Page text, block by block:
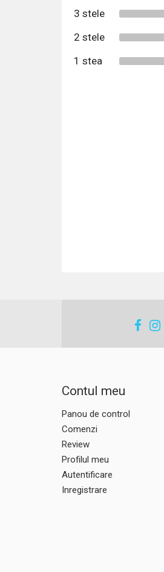
3 stele
2 stele
1 stea
Contul meu
Panou de control
Comenzi
Review
Profilul meu
Autentificare
Inregistrare